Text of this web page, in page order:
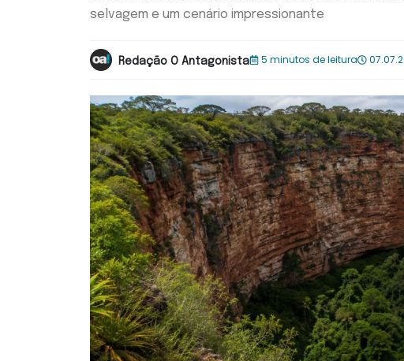
selvagem e um cenário impressionante
Redação O Antagonista 5 minutos de leitura